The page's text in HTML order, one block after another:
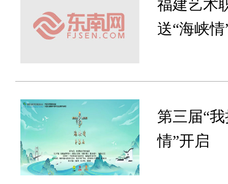
福建艺术
送“海峡情
第三届“
情”开启